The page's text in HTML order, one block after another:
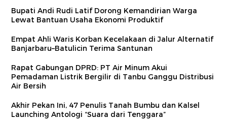
Bupati Andi Rudi Latif Dorong Kemandirian Warga
Lewat Bantuan Usaha Ekonomi Produktif
Empat Ahli Waris Korban Kecelakaan di Jalur Alternatif
Banjarbaru–Batulicin Terima Santunan
Rapat Gabungan DPRD: PT Air Minum Akui
Pemadaman Listrik Bergilir di Tanbu Ganggu Distribusi
Air Bersih
Akhir Pekan Ini, 47 Penulis Tanah Bumbu dan Kalsel
Launching Antologi “Suara dari Tenggara”